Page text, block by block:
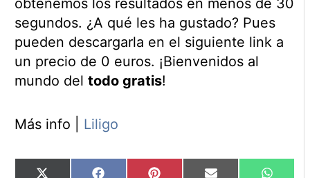
obtenemos los resultados en menos de 30
segundos. ¿A qué les ha gustado? Pues
pueden descargarla en el siguiente link a
un precio de 0 euros. ¡Bienvenidos al
mundo del todo gratis!
Más info | Liligo